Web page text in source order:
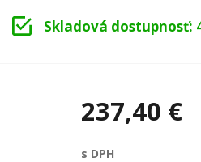
Skladová dostupnosť:
237,40 €
s DPH